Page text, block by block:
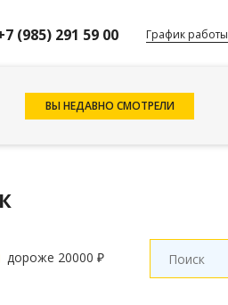
(985) 291 59 00 График работы
ВЫ НЕДАВНО СМОТРЕЛИ
дороже 20000 ₽